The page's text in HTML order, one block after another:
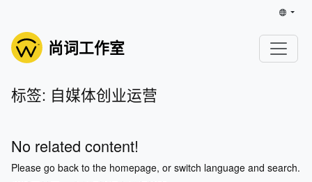
尚词工作室
标签: 自媒体创业运营
No related content!
Please go back to the homepage, or switch language and search.